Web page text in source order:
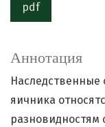
pdf
Аннотация
яичника
разновидностям